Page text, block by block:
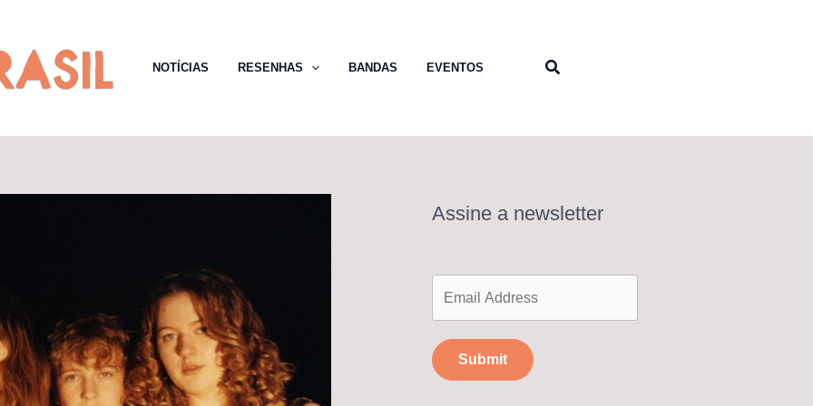
NOTÍCIAS RESENHAS BANDAS EVENTOS Pesquisar
Assine a newsletter
Submit